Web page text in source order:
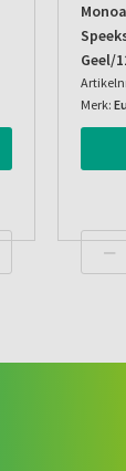
Geel/
Merk: